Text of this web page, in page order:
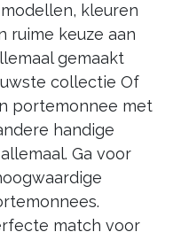
kleuren
ruime keuze aan
gemaakt
collectie Of
portemonnee met
handige
Ga voor
match voor